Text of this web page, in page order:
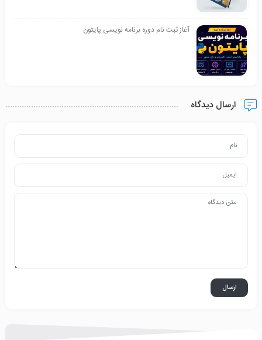
آغاز ثبت نام دوره برنامه نویسی پایتون
ارسال دیدگاه